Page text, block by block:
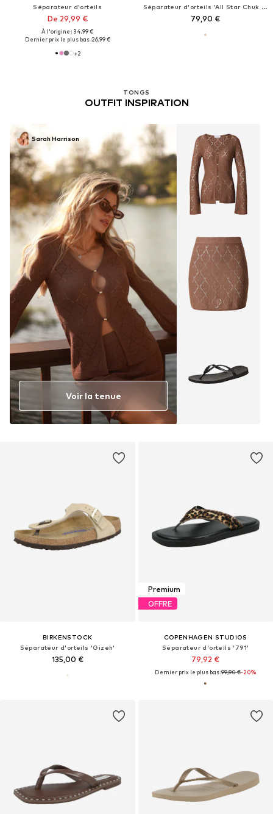
Séparateur d'orteils
De 29,99 €
À l'origine : 34,99 €
Dernier prix le plus bas :26,99 €
+2
Séparateur d'orteils 'All Star Chuk Taylor'
79,90 €
TONGS
OUTFIT INSPIRATION
Sarah Harrison
Voir la tenue
BIRKENSTOCK
Séparateur d'orteils 'Gizeh'
135,00 €
Premium
OFFRE
COPENHAGEN STUDIOS
Séparateur d'orteils '791'
79,92 €
Dernier prix le plus bas :99,90 €-20%